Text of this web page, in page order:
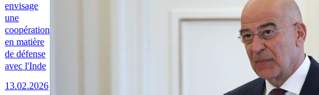
envisage
une
coopération
en matière
de défense
avec l'Inde
13.02.2026